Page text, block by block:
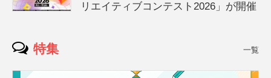
リエイティブコンテスト2026」が開催
特集 一覧